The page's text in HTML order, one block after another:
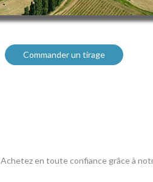
Commander un tirage
Achetez en toute confiance grâce à